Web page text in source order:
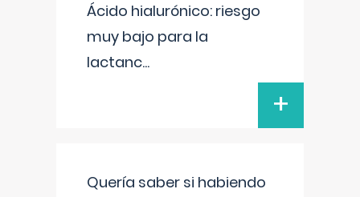
Ácido hialurónico: riesgo
muy bajo para la
lactanc...
+
Quería saber si habiendo